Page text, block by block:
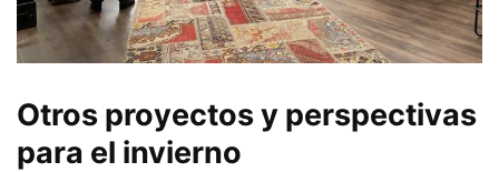
Otros proyectos y perspectivas
para el invierno